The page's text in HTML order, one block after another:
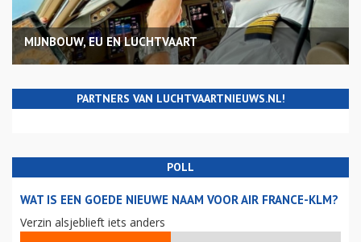
MIJNBOUW, EU EN LUCHTVAART
PARTNERS VAN LUCHTVAARTNIEUWS.NL!
POLL
WAT IS EEN GOEDE NIEUWE NAAM VOOR AIR FRANCE-KLM?
Verzin alsjeblieft iets anders